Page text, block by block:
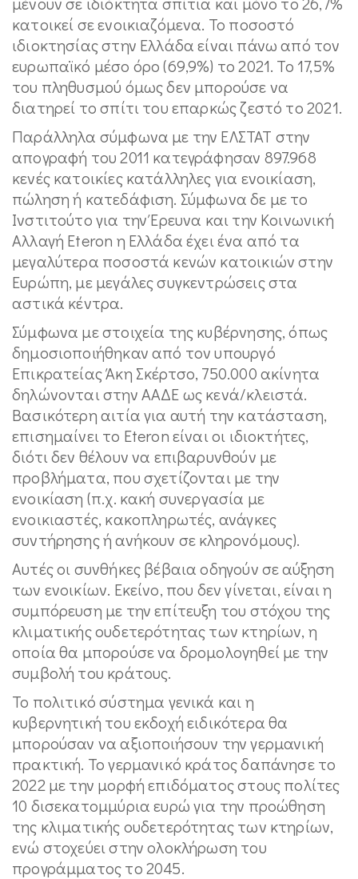
κατοικεί σε ενοικιαζόμενα. Το ποσοστό
ιδιοκτησίας στην Ελλάδα είναι πάνω από τον
ευρωπαϊκό μέσο όρο (69,9%) το 2021. Το 17,5%
του πληθυσμού όμως δεν μπορούσε να
διατηρεί το σπίτι του επαρκώς ζεστό το 2021.
Παράλληλα σύμφωνα με την ΕΛΣΤΑΤ στην
απογραφή του 2011 κατεγράφησαν 897.968
κενές κατοικίες κατάλληλες για ενοικίαση,
πώληση ή κατεδάφιση. Σύμφωνα δε με το
Ινστιτούτο για την Έρευνα και την Κοινωνική
Αλλαγή Eteron η Ελλάδα έχει ένα από τα
μεγαλύτερα ποσοστά κενών κατοικιών στην
Ευρώπη, με μεγάλες συγκεντρώσεις στα
αστικά κέντρα.
Σύμφωνα με στοιχεία της κυβέρνησης, όπως
δημοσιοποιήθηκαν από τον υπουργό
Επικρατείας Άκη Σκέρτσο, 750.000 ακίνητα
δηλώνονται στην ΑΑΔΕ ως κενά/κλειστά.
Βασικότερη αιτία για αυτή την κατάσταση,
επισημαίνει το Eteron είναι οι ιδιοκτήτες,
διότι δεν θέλουν να επιβαρυνθούν με
προβλήματα, που σχετίζονται με την
ενοικίαση (π.χ. κακή συνεργασία με
ενοικιαστές, κακοπληρωτές, ανάγκες
συντήρησης ή ανήκουν σε κληρονόμους).
Αυτές οι συνθήκες βέβαια οδηγούν σε αύξηση
των ενοικίων. Εκείνο, που δεν γίνεται, είναι η
συμπόρευση με την επίτευξη του στόχου της
κλιματικής ουδετερότητας των κτηρίων, η
οποία θα μπορούσε να δρομολογηθεί με την
συμβολή του κράτους.
Το πολιτικό σύστημα γενικά και η
κυβερνητική του εκδοχή ειδικότερα θα
μπορούσαν να αξιοποιήσουν την γερμανική
πρακτική. Το γερμανικό κράτος δαπάνησε το
2022 με την μορφή επιδόματος στους πολίτες
10 δισεκατομμύρια ευρώ για την προώθηση
της κλιματικής ουδετερότητας των κτηρίων,
ενώ στοχεύει στην ολοκλήρωση του
προγράμματος το 2045.